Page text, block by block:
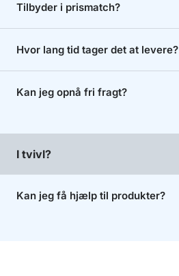
Tilbyder i prismatch?
Hvor lang tid tager det at levere?
Kan jeg opnå fri fragt?
I tvivl?
Kan jeg få hjælp til produkter?